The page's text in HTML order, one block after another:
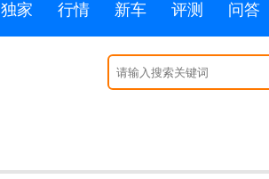
独家 行情 新车 评测 问答